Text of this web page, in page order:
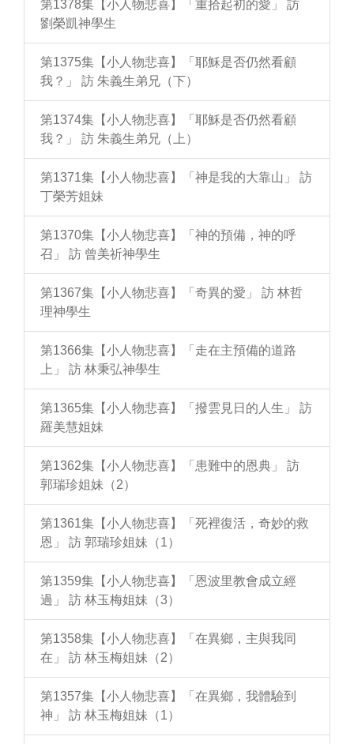
第1378集【小人物悲喜】「重拾起初的愛」 訪
劉榮凱神學生
第1375集【小人物悲喜】「耶穌是否仍然看顧
我？」 訪 朱義生弟兄（下）
第1374集【小人物悲喜】「耶穌是否仍然看顧
我？」 訪 朱義生弟兄（上）
第1371集【小人物悲喜】「神是我的大靠山」 訪
丁榮芳姐妹
第1370集【小人物悲喜】「神的預備，神的呼
召」 訪 曾美祈神學生
第1367集【小人物悲喜】「奇異的愛」 訪 林哲
理神學生
第1366集【小人物悲喜】「走在主預備的道路
上」 訪 林秉弘神學生
第1365集【小人物悲喜】「撥雲見日的人生」 訪
羅美慧姐妹
第1362集【小人物悲喜】「患難中的恩典」 訪
郭瑞珍姐妹（2）
第1361集【小人物悲喜】「死裡復活，奇妙的救
恩」 訪 郭瑞珍姐妹（1）
第1359集【小人物悲喜】「恩波里教會成立經
過」 訪 林玉梅姐妹（3）
第1358集【小人物悲喜】「在異鄉，主與我同
在」 訪 林玉梅姐妹（2）
第1357集【小人物悲喜】「在異鄉，我體驗到
神」 訪 林玉梅姐妹（1）